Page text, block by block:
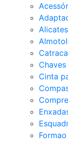
Alicates
Catraca
Chaves
Cinta
Formao